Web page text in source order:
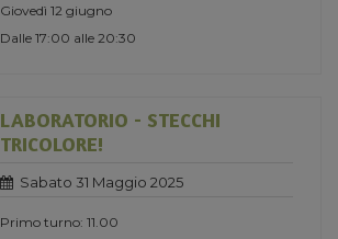
Giovedì 12 giugno
Dalle 17:00 alle 20:30
LABORATORIO - STECCHI
TRICOLORE!
Sabato 31 Maggio 2025
Primo turno: 11.00